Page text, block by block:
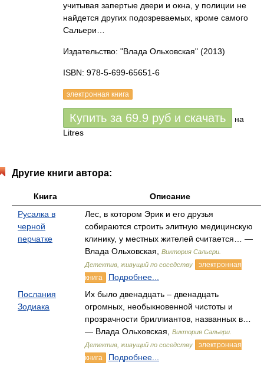
учитывая запертые двери и окна, у полиции не
найдется других подозреваемых, кроме самого
Сальери…
Издательство: "Влада Ольховская" (2013)
ISBN: 978-5-699-65651-6
электронная книга
Купить за 69.9 руб и скачать
на
Litres
Другие книги автора:
Книга
Описание
Русалка в
черной
перчатке
Лес, в котором Эрик и его друзья
собираются строить элитную медицинскую
клинику, у местных жителей считается… —
Влада Ольховская,
Виктория Сальери.
Детектив, живущий по соседству
электронная
книга
Подробнее...
Послания
Зодиака
Их было двенадцать – двенадцать
огромных, необыкновенной чистоты и
прозрачности бриллиантов, названных в…
— Влада Ольховская,
Виктория Сальери.
Детектив, живущий по соседству
электронная
книга
Подробнее...